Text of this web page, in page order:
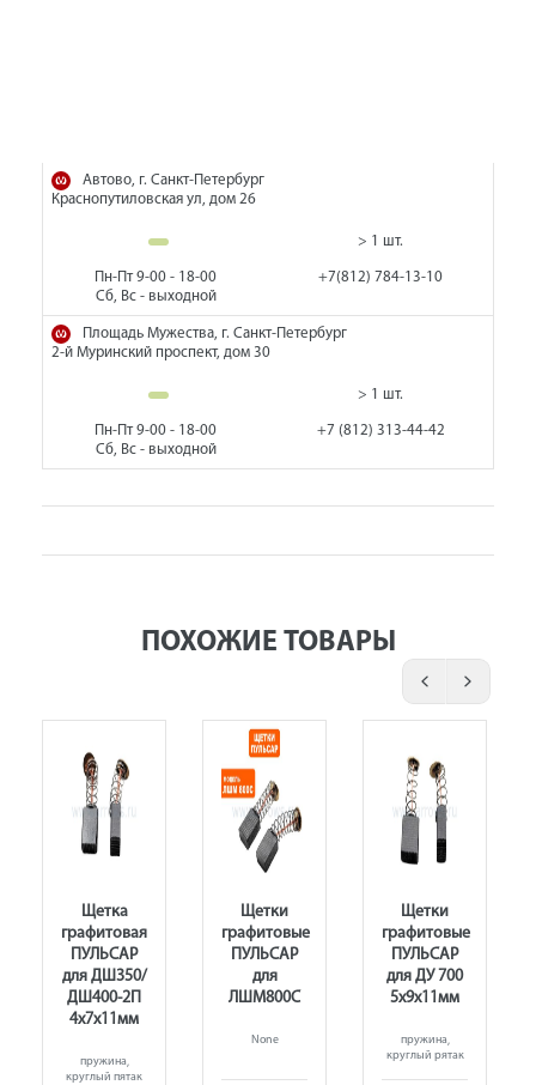
Автово, г. Санкт-Петербург
Краснопутиловская ул, дом 26
> 1 шт.
Пн-Пт 9-00 - 18-00
Сб, Вс - выходной
+7(812) 784-13-10
Площадь Мужества, г. Санкт-Петербург
2-й Муринский проспект, дом 30
> 1 шт.
Пн-Пт 9-00 - 18-00
Сб, Вс - выходной
+7 (812) 313-44-42
ПОХОЖИЕ ТОВАРЫ
Щетка
графитовая
ПУЛЬСАР
для ДШ350/
ДШ400-2П
4х7х11мм
пружина,
круглый пятак
Щетки
графитовые
ПУЛЬСАР
для
ЛШМ800С
None
Щетки
графитовые
ПУЛЬСАР
для ДУ 700
5х9х11мм
пружина,
круглый рятак